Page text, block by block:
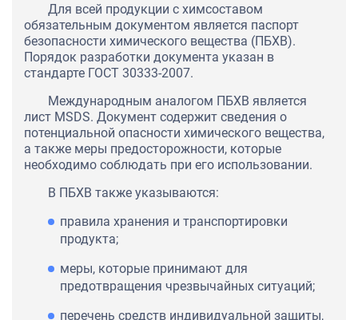
Для всей продукции с химсоставом
обязательным документом является паспорт
безопасности химического вещества (ПБХВ).
Порядок разработки документа указан в
стандарте ГОСТ 30333-2007.
Международным аналогом ПБХВ является
лист MSDS. Документ содержит сведения о
потенциальной опасности химического вещества,
а также меры предосторожности, которые
необходимо соблюдать при его использовании.
В ПБХВ также указываются:
правила хранения и транспортировки
продукта;
меры, которые принимают для
предотвращения чрезвычайных ситуаций;
перечень средств индивидуальной защиты,